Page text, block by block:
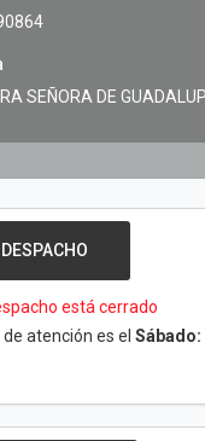
SEÑORA DE
está cerrado
atención es el Sábado: